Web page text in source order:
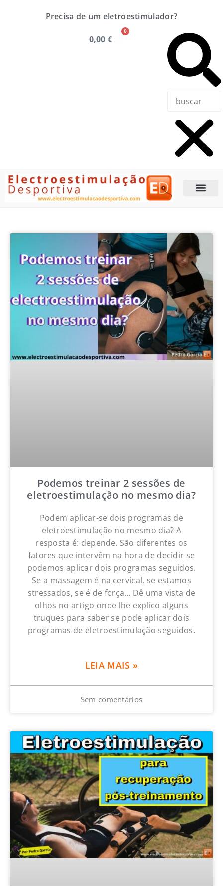
Precisa de um eletroestimulador?
0,00€
0
Podemos treinar 2 sessões de
eletroestimulação no mesmo dia?
Podem aplicar-se dois programas de
eletroestimulação no mesmo dia? A
resposta é: depende. São diferentes os
fatores que intervêm na hora de decidir se
podemos aplicar dois programas seguidos.
Se a massagem é na cervical, se estamos
stressados, se é de força… Dê uma vista de
olhos no artigo onde lhe explico alguns
truques para saber se pode aplicar dois
programas de eletroestimulação seguidos.
LEIA MAIS »
Sem comentários